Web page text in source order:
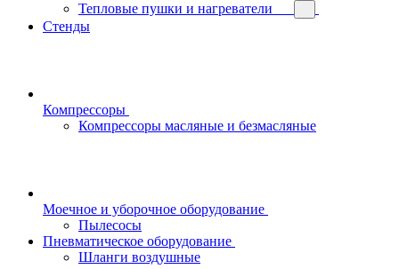
Тепловые пушки и нагреватели
Стенды
Компрессоры
Компрессоры масляные и безмасляные
Моечное и уборочное оборудование
Пылесосы
Пневматическое оборудование
Шланги воздушные